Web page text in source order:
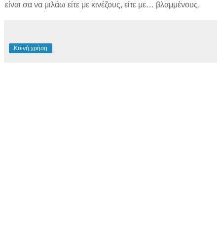
είναι σα να μιλάω είτε με κινέζους, είτε με… βλαμμένους.
Κοινή χρήση